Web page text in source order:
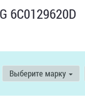
6C0129620D
Выберите марку